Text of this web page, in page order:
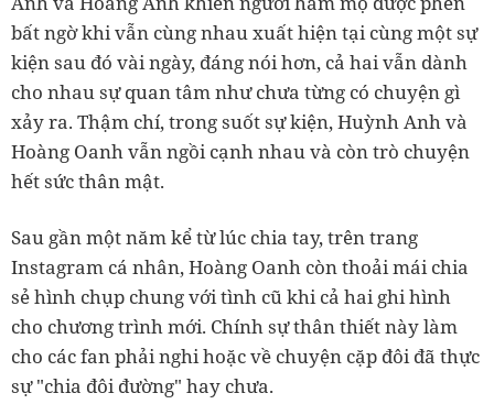
bất ngờ khi vẫn cùng nhau xuất hiện tại cùng một sự
kiện sau đó vài ngày, đáng nói hơn, cả hai vẫn dành
cho nhau sự quan tâm như chưa từng có chuyện gì
xảy ra. Thậm chí, trong suốt sự kiện, Huỳnh Anh và
Hoàng Oanh vẫn ngồi cạnh nhau và còn trò chuyện
hết sức thân mật.
Sau gần một năm kể từ lúc chia tay, trên trang
Instagram cá nhân, Hoàng Oanh còn thoải mái chia
sẻ hình chụp chung với tình cũ khi cả hai ghi hình
cho chương trình mới. Chính sự thân thiết này làm
cho các fan phải nghi hoặc về chuyện cặp đôi đã thực
sự "chia đôi đường" hay chưa.